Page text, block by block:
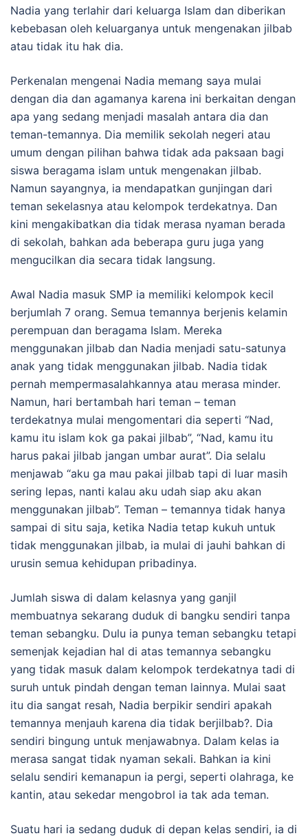
Nadia yang terlahir dari keluarga Islam dan diberikan
kebebasan oleh keluarganya untuk mengenakan jilbab
atau tidak itu hak dia.
Perkenalan mengenai Nadia memang saya mulai
dengan dia dan agamanya karena ini berkaitan dengan
apa yang sedang menjadi masalah antara dia dan
teman-temannya. Dia memilik sekolah negeri atau
umum dengan pilihan bahwa tidak ada paksaan bagi
siswa beragama islam untuk mengenakan jilbab.
Namun sayangnya, ia mendapatkan gunjingan dari
teman sekelasnya atau kelompok terdekatnya. Dan
kini mengakibatkan dia tidak merasa nyaman berada
di sekolah, bahkan ada beberapa guru juga yang
mengucilkan dia secara tidak langsung.
Awal Nadia masuk SMP ia memiliki kelompok kecil
berjumlah 7 orang. Semua temannya berjenis kelamin
perempuan dan beragama Islam. Mereka
menggunakan jilbab dan Nadia menjadi satu-satunya
anak yang tidak menggunakan jilbab. Nadia tidak
pernah mempermasalahkannya atau merasa minder.
Namun, hari bertambah hari teman – teman
terdekatnya mulai mengomentari dia seperti “Nad,
kamu itu islam kok ga pakai jilbab”, “Nad, kamu itu
harus pakai jilbab jangan umbar aurat”. Dia selalu
menjawab “aku ga mau pakai jilbab tapi di luar masih
sering lepas, nanti kalau aku udah siap aku akan
menggunakan jilbab”. Teman – temannya tidak hanya
sampai di situ saja, ketika Nadia tetap kukuh untuk
tidak menggunakan jilbab, ia mulai di jauhi bahkan di
urusin semua kehidupan pribadinya.
Jumlah siswa di dalam kelasnya yang ganjil
membuatnya sekarang duduk di bangku sendiri tanpa
teman sebangku. Dulu ia punya teman sebangku tetapi
semenjak kejadian hal di atas temannya sebangku
yang tidak masuk dalam kelompok terdekatnya tadi di
suruh untuk pindah dengan teman lainnya. Mulai saat
itu dia sangat resah, Nadia berpikir sendiri apakah
temannya menjauh karena dia tidak berjilbab?. Dia
sendiri bingung untuk menjawabnya. Dalam kelas ia
merasa sangat tidak nyaman sekali. Bahkan ia kini
selalu sendiri kemanapun ia pergi, seperti olahraga, ke
kantin, atau sekedar mengobrol ia tak ada teman.
Suatu hari ia sedang duduk di depan kelas sendiri, ia di